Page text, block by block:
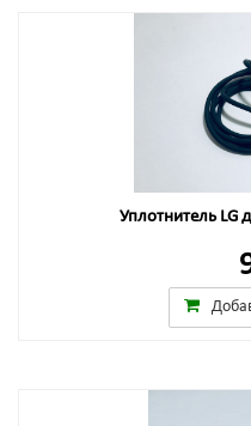
Уплотнитель LG